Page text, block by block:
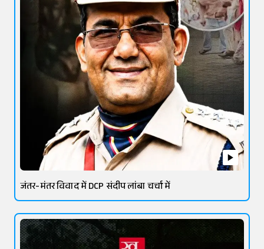
जंतर-मंतर विवाद में DCP संदीप लांबा चर्चा में